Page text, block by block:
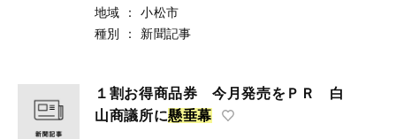
地域
：
小松市
種別
： 新聞記事
１割お得商品券 今月発売をＰＲ 白
山商議所に懸垂幕